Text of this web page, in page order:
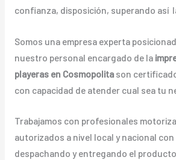
confianza, disposición, superando así
Somos una empresa experta
nuestro personal encargado de la
playeras en Cosmopolitason
con capacidad de atender cual sea tu
Trabajamos con profesionales
autorizados a nivel local y nacional con
despachando y entregando el